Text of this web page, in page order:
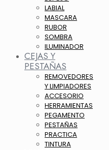
LABIAL
MASCARA
RUBOR
SOMBRA
ILUMINADOR
CEJAS Y
PESTAÑAS
REMOVEDORES
Y LIMPIADORES
ACCESORIO
HERRAMIENTAS
PEGAMENTO
PESTAÑAS
PRACTICA
TINTURA